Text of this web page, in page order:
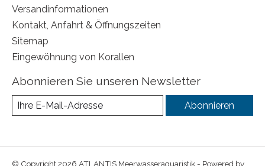
Versandinformationen
Kontakt, Anfahrt & Öffnungszeiten
Sitemap
Eingewöhnung von Korallen
Abonnieren Sie unseren Newsletter
Abonnieren
© Copyright 2026 ATLANTIS Meerwasseraquaristik - Powered by